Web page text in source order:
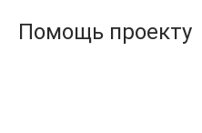
Помощь проекту